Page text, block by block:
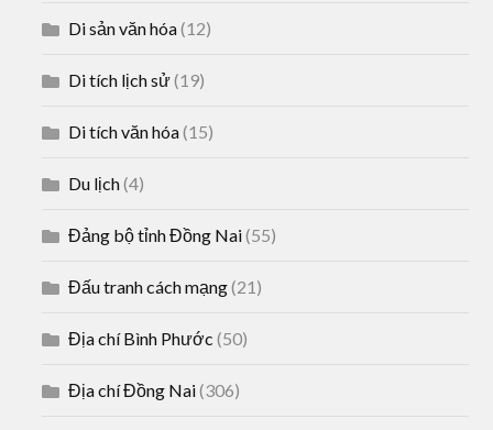
Di sản văn hóa(12)
Di tích lịch sử(19)
Di tích văn hóa(15)
Du lịch(4)
Đảng bộ tỉnh Đồng Nai(55)
Đấu tranh cách mạng(21)
Địa chí Bình Phước (50)
Địa chí Đồng Nai(306)